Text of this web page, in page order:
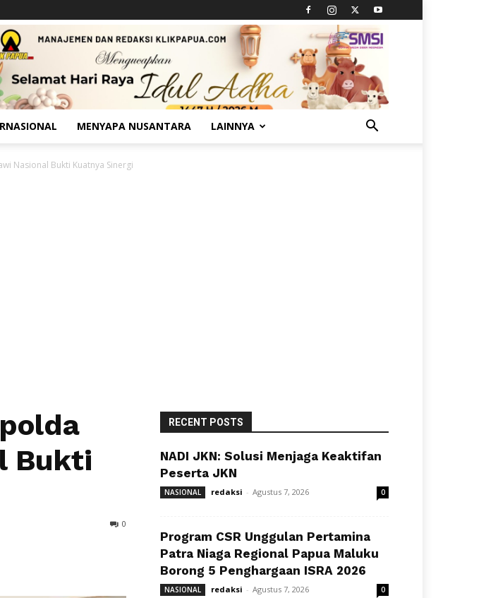
MENYAPA NUSANTARA LAINNYA
Nasional Bukti Kuatnya Sinergi
Bukti
0
RECENT POSTS
NADI JKN: Solusi Menjaga Keaktifan
Peserta JKN
NASIONAL redaksi - Agustus 7, 2026 0
Program CSR Unggulan Pertamina
Patra Niaga Regional Papua Maluku
Borong 5 Penghargaan ISRA 2026
NASIONAL redaksi - Agustus 7, 2026 0